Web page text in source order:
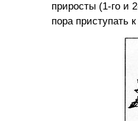
приросты (1-го и
пора приступать